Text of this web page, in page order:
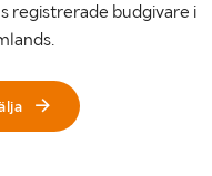
registrerade budgivare i